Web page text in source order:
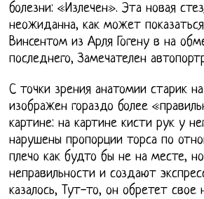
болезни: «Излечен». Эта новая
неожиданна, как может
Винсентом из Арля Гогену в на
последнего, Замечателен
С точки зрения анатомии старик
изображен гораздо более
картине: на картине кисти рук у
нарушены пропорции торса по
плечо как будто бы не на месте,
неправильности и создают
казалось, Тут-то, он обретет свое